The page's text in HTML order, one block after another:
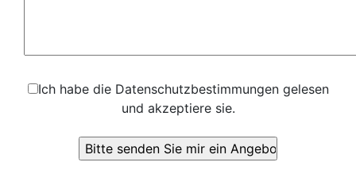
Ich habe die Datenschutzbestimmungen gelesen
und akzeptiere sie.